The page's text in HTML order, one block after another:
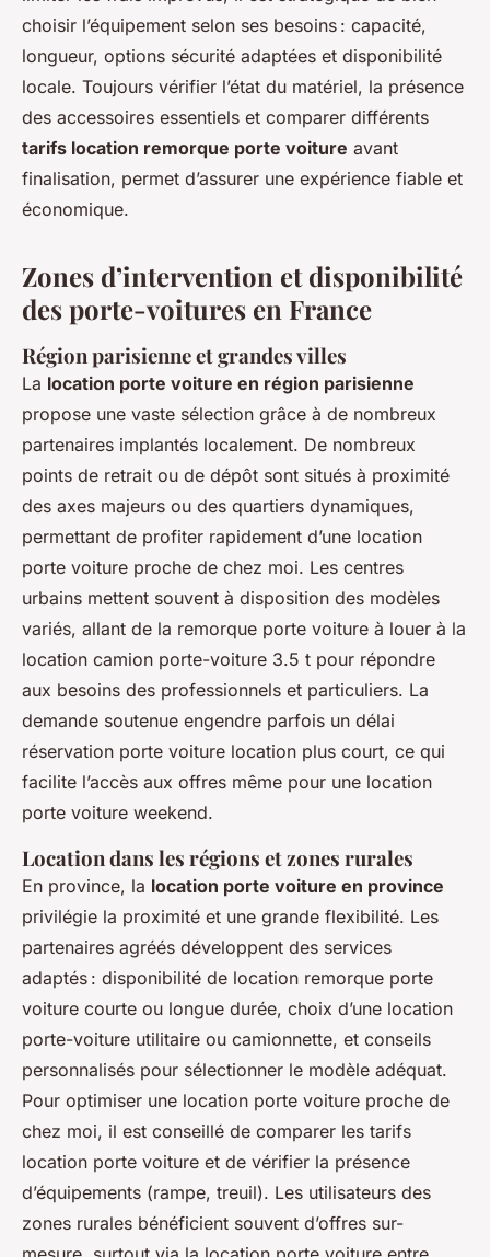
choisir l’équipement selon ses besoins : capacité,
longueur, options sécurité adaptées et disponibilité
locale. Toujours vérifier l’état du matériel, la présence
des accessoires essentiels et comparer différents
tarifs location remorque porte voiture avant
finalisation, permet d’assurer une expérience fiable et
économique.
Zones d’intervention et disponibilité
des porte-voitures en France
Région parisienne et grandes villes
La location porte voiture en région parisienne
propose une vaste sélection grâce à de nombreux
partenaires implantés localement. De nombreux
points de retrait ou de dépôt sont situés à proximité
des axes majeurs ou des quartiers dynamiques,
permettant de profiter rapidement d’une location
porte voiture proche de chez moi. Les centres
urbains mettent souvent à disposition des modèles
variés, allant de la remorque porte voiture à louer à la
location camion porte-voiture 3.5 t pour répondre
aux besoins des professionnels et particuliers. La
demande soutenue engendre parfois un délai
réservation porte voiture location plus court, ce qui
facilite l’accès aux offres même pour une location
porte voiture weekend.
Location dans les régions et zones rurales
En province, la location porte voiture en province
privilégie la proximité et une grande flexibilité. Les
partenaires agréés développent des services
adaptés : disponibilité de location remorque porte
voiture courte ou longue durée, choix d’une location
porte-voiture utilitaire ou camionnette, et conseils
personnalisés pour sélectionner le modèle adéquat.
Pour optimiser une location porte voiture proche de
chez moi, il est conseillé de comparer les tarifs
location porte voiture et de vérifier la présence
d’équipements (rampe, treuil). Les utilisateurs des
zones rurales bénéficient souvent d’offres sur-